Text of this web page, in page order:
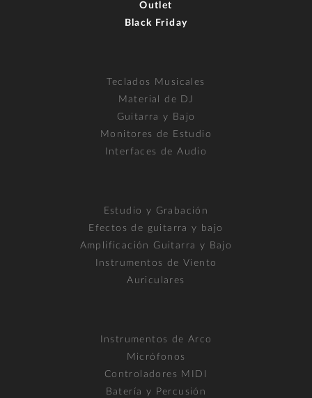
Outlet
Black Friday
Teclados Musicales
Material de DJ
Guitarra y Bajo
Monitores de Estudio
Interfaces de Audio
Estudio y Grabación
Efectos de guitarra y bajo
Amplificación Guitarra y Bajo
Instrumentos de Viento
Auriculares
Instrumentos de Arco
Micrófonos
Controladores MIDI
Batería y Percusión